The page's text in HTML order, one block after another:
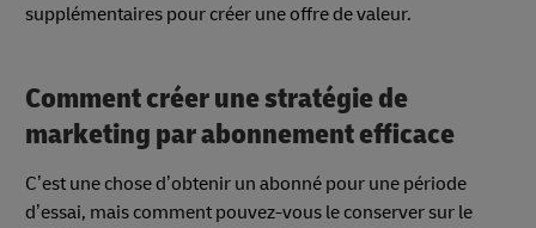
supplémentaires pour créer une offre de valeur.
Comment créer une stratégie de
marketing par abonnement efficace
C’est une chose d’obtenir un abonné pour une période
d’essai, mais comment pouvez-vous le conserver sur le